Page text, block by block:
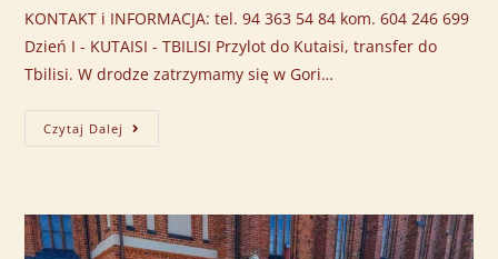
KONTAKT i INFORMACJA: tel. 94 363 54 84 kom. 604 246 699
Dzień I - KUTAISI - TBILISI Przylot do Kutaisi, transfer do
Tbilisi. W drodze zatrzymamy się w Gori…
Czytaj Dalej